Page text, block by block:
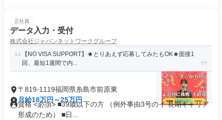
正社員
データ入力・受付
株式会社ジャパンネットワークグループ
【NO VISA SUPPORT】★とりあえず応募してみたもOK★面接1
回、最短1週間で内...
〒819-1119福岡県糸島市前原東
月給18万円～25万円
資格 <必須> ■39歳以下の方 （例外事由3号のイ 長期キャリア
形成のため） ■日...